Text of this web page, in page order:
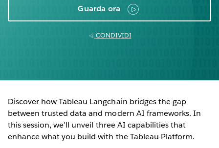
Guarda ora
CONDIVIDI
Discover how Tableau Langchain bridges the gap
between trusted data and modern AI frameworks. In
this session, we’ll unveil three AI capabilities that
enhance what you build with the Tableau Platform.